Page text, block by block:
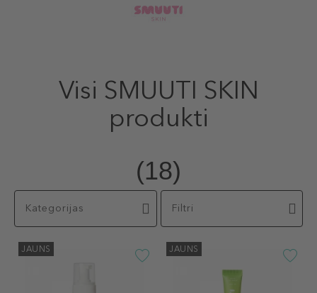
Visi SMUUTI SKIN
produkti
(18)
Kategorijas Filtri
JAUNS JAUNS